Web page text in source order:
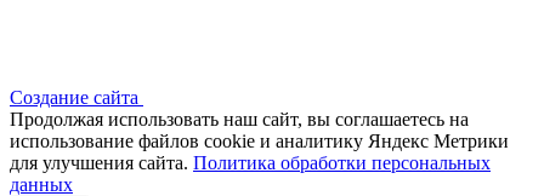
Создание сайта
Продолжая использовать наш сайт, вы соглашаетесь на
использование файлов сооkіе и аналитику Яндекс Метрики
для улучшения сайта. Политика обработки персональных
данных